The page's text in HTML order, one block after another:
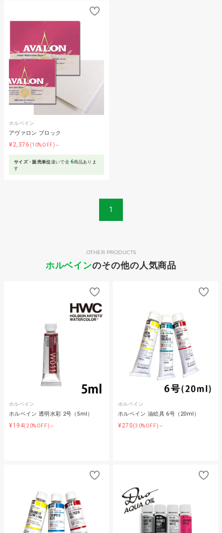
ホルベイン
アヴァロン ブロック
¥2,376 (10%OFF)～
サイズ・販売単位違いで全 6商品ありま
す
1
ホルベインのその他の人気商品
OTHER PRODUCTS
ホルベイン
ホルベイン 透明水彩 2号（5ml）
¥194(20%OFF)～
ホルベイン
ホルベイン 油絵具 6号（20ml）
¥270(30%OFF)～